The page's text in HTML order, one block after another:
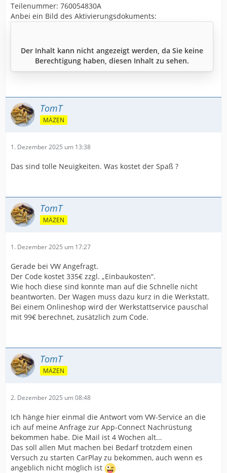
Teilenummer: 760054830A
Anbei ein Bild des Aktivierungsdokuments:
Der Inhalt kann nicht angezeigt werden, da Sie keine
Berechtigung haben, diesen Inhalt zu sehen.
TomT
MÄZEN
1. Dezember 2025 um 13:38
Das sind tolle Neuigkeiten. Was kostet der Spaß ?
TomT
MÄZEN
1. Dezember 2025 um 17:27
Gerade bei VW Angefragt.
Der Code kostet 335€ zzgl. „Einbaukosten“.
Wie hoch diese sind konnte man auf die Schnelle nicht
beantworten. Der Wagen muss dazu kurz in die Werkstatt.
Bei einem Onlineshop wird der Werkstattservice pauschal
mit 99€ berechnet, zusätzlich zum Code.
TomT
MÄZEN
2. Dezember 2025 um 08:48
Ich hänge hier einmal die Antwort vom VW-Service an die
ich auf meine Anfrage zur App-Connect Nachrüstung
bekommen habe. Die Mail ist 4 Wochen alt...
Das soll allen Mut machen bei Bedarf trotzdem einen
Versuch zu starten CarPlay zu bekommen, auch wenn es
angeblich nicht möglich ist